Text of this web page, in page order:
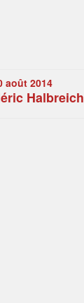
août 2014
Halbreich